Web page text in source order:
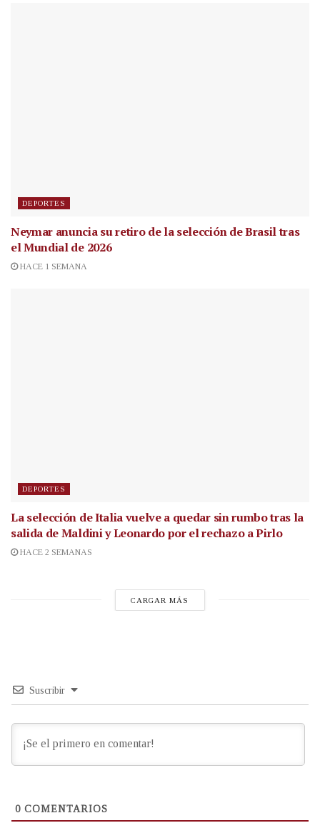
DEPORTES
Neymar anuncia su retiro de la selección de Brasil tras
el Mundial de 2026
HACE 1 SEMANA
DEPORTES
La selección de Italia vuelve a quedar sin rumbo tras la
salida de Maldini y Leonardo por el rechazo a Pirlo
HACE 2 SEMANAS
CARGAR MÁS
Suscribir
0 COMENTARIOS